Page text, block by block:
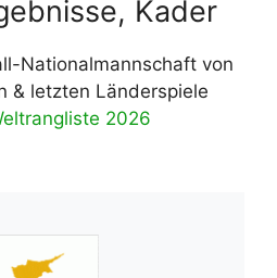
Kader
Nationalmannschaft von
& letzten Länderspiele
2026